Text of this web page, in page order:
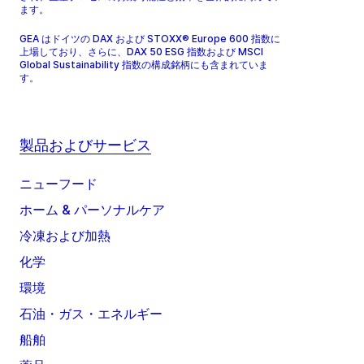
ます。
GEA はドイツの DAX および STOXX® Europe 600 指数に
上場しており、さらに、DAX 50 ESG 指数および MSCI
Global Sustainability 指数の構成銘柄にも含まれていま
す。
製品およびサービス
ニューフード
ホーム & パーソナルケア
冷凍および加熱
化学
環境
石油・ガス・エネルギー
船舶